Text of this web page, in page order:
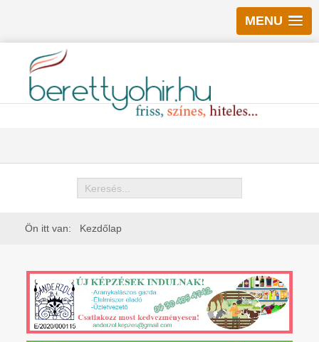
MENU
Keresés
Ön itt van: Kezdőlap